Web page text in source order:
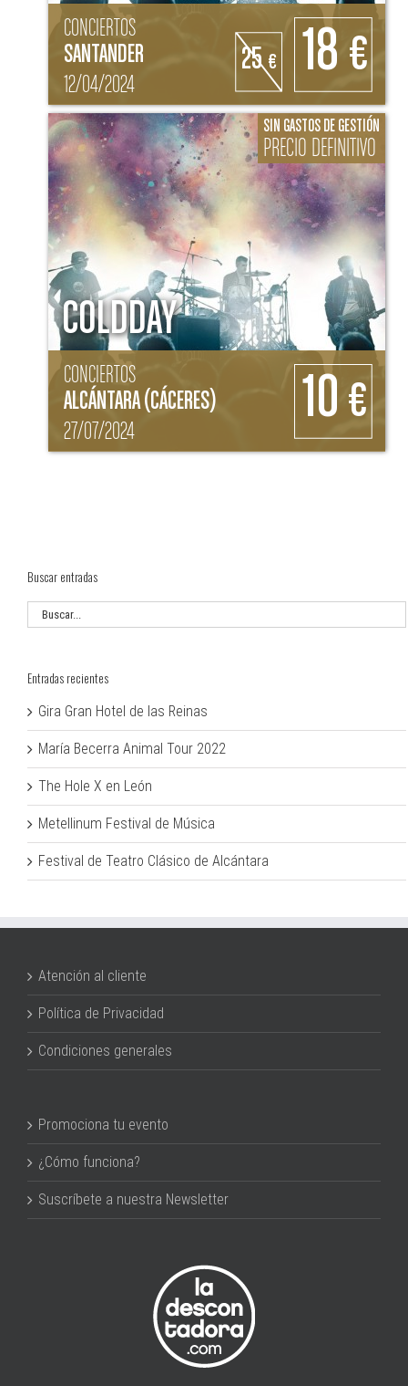
CONCIERTOS
SANTANDER
12/04/2024
25€ 18 €
SIN GASTOS DE GESTIÓN
PRECIO DEFINITIVO
COLDDAY
CONCIERTOS
ALCÁNTARA (CÁCERES)
27/07/2024
10 €
Buscar entradas
Entradas recientes
Gira Gran Hotel de las Reinas
María Becerra Animal Tour 2022
The Hole X en León
Metellinum Festival de Música
Festival de Teatro Clásico de Alcántara
Atención al cliente
Política de Privacidad
Condiciones generales
Promociona tu evento
¿Cómo funciona?
Suscríbete a nuestra Newsletter